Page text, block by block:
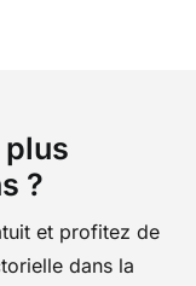
?
et profitez de
dans la